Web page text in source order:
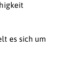
es sich um